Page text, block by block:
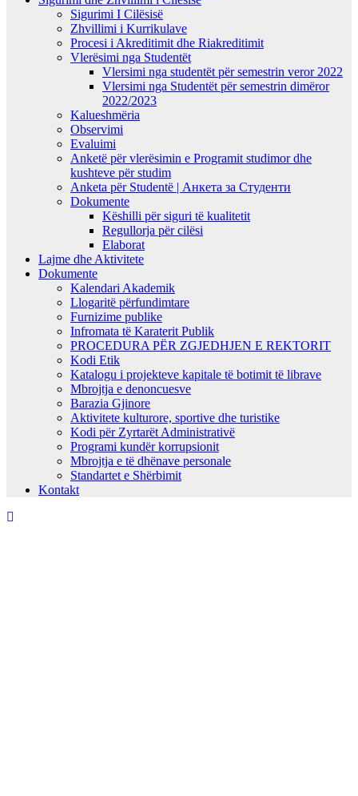
Sigurimi I Cilësisë
Zhvillimi i Kurrikulave
Procesi i Akreditimit dhe Riakreditimit
Vlerësimi nga Studentët
Vlersimi nga studentët për semestrin veror 2022
Vlersimi nga Studentët për semestrin dimëror
2022/2023
Kalueshmëria
Observimi
Evaluimi
Anketë për vlerësimin e Programit studimor dhe
kushteve për studim
Anketa për Studentë | Анкета за Студенти
Dokumente
Këshilli për siguri të kualitetit
Regullorja për cilësi
Elaborat
Lajme dhe Aktivitete
Dokumente
Kalendari Akademik
Llogaritë përfundimtare
Furnizime publike
Infromata të Karaterit Publik
PROCEDURA PËR ZGJEDHJEN E REKTORIT
Kodi Etik
Katalogu i projekteve kapitale të botimit të librave
Mbrojtja e denoncuesve
Barazia Gjinore
Aktivitete kulturore, sportive dhe turistike
Kodi për Zyrtarët Administrativë
Programi kundër korrupsionit
Mbrojtja e të dhënave personale
Standartet e Shërbimit
Kontakt